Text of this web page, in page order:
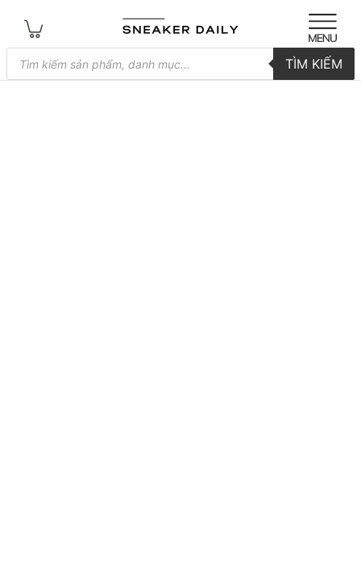
Tìm
kiếm
sản
TÌM KIẾM